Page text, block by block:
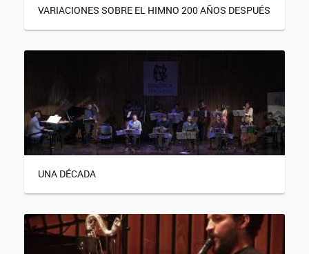
VARIACIONES SOBRE EL HIMNO 200 AÑOS DESPUÉS
UNA DÉCADA